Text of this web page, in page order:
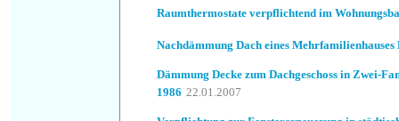
Raumthermostate verpflichtend im
Nachdämmung Dach eines
Dämmung Decke zum Dachgeschoss in Zwei-
1986 22.01.2007